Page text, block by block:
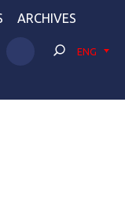
ARCHIVES
ENG